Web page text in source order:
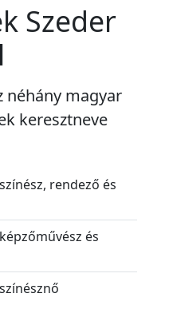
Szeder
néhány magyar
keresztneve
rendező és
és